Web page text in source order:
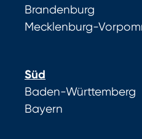
Brandenburg
Mecklenburg-
Süd
Baden-Württemberg
Bayern